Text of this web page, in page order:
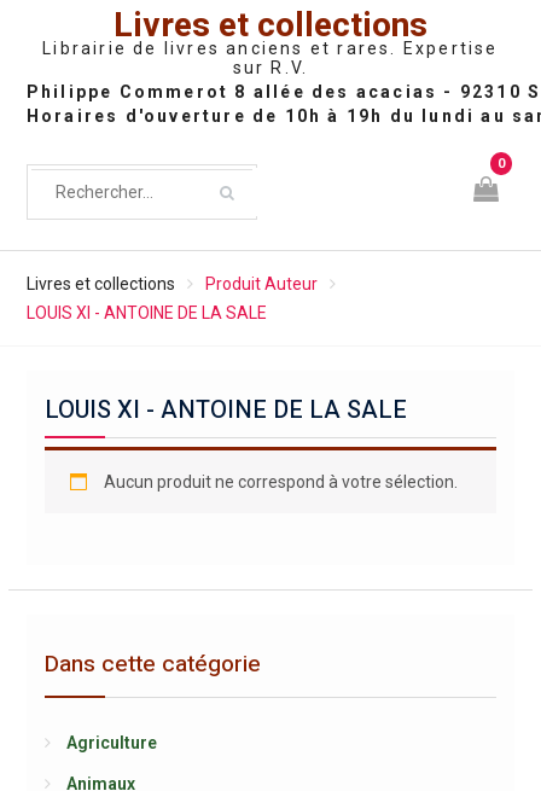
Livres et collections
Librairie de livres anciens et rares. Expertise
sur R.V.
0
Livres et collections
Produit Auteur
LOUIS XI - ANTOINE DE LA SALE
LOUIS XI - ANTOINE DE LA SALE
Aucun produit ne correspond à votre sélection.
Dans cette catégorie
Agriculture
Animaux